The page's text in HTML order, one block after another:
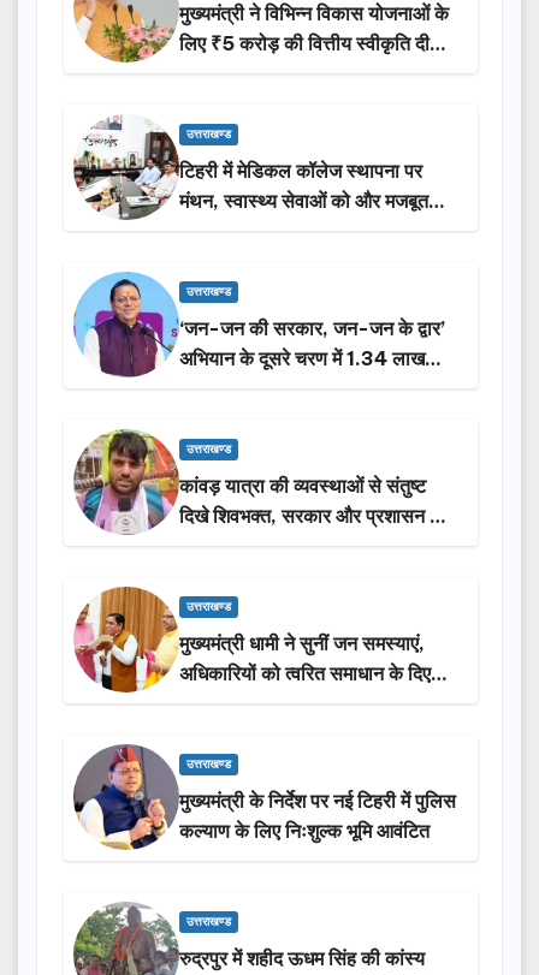
मुख्यमंत्री ने विभिन्न विकास योजनाओं के
लिए ₹5 करोड़ की वित्तीय स्वीकृति दी…
उत्तराखण्ड
टिहरी में मेडिकल कॉलेज स्थापना पर
मंथन, स्वास्थ्य सेवाओं को और मजबूत
करेगी सरकार: मुख्यमंत्री धामी…
उत्तराखण्ड
‘जन-जन की सरकार, जन-जन के द्वार’
अभियान के दूसरे चरण में 1.34 लाख
लोगों की भागीदारी…
उत्तराखण्ड
कांवड़ यात्रा की व्यवस्थाओं से संतुष्ट
दिखे शिवभक्त, सरकार और प्रशासन की
सराहना…
उत्तराखण्ड
मुख्यमंत्री धामी ने सुनीं जन समस्याएं,
अधिकारियों को त्वरित समाधान के दिए
निर्देश
उत्तराखण्ड
मुख्यमंत्री के निर्देश पर नई टिहरी में पुलिस
कल्याण के लिए निःशुल्क भूमि आवंटित
उत्तराखण्ड
रुद्रपुर में शहीद ऊधम सिंह की कांस्य